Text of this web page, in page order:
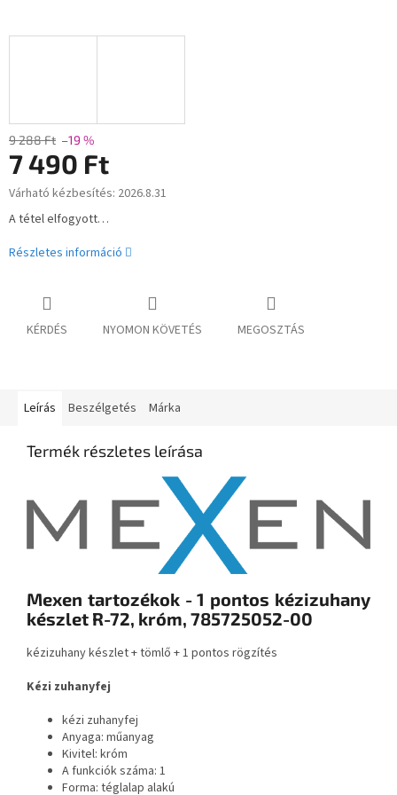
9 288 Ft –19 %
7 490 Ft
Egységár:
Várható kézbesítés: 2026.8.31
A tétel elfogyott…
Részletes információ
KÉRDÉS NYOMON KÖVETÉS MEGOSZTÁS
Leírás Beszélgetés Márka
Termék részletes leírása
Mexen tartozékok - 1 pontos kézizuhany
készlet R-72, króm, 785725052-00
kézizuhany készlet + tömlő + 1 pontos rögzítés
Kézi zuhanyfej
kézi zuhanyfej
Anyaga: műanyag
Kivitel: króm
A funkciók száma: 1
Forma: téglalap alakú